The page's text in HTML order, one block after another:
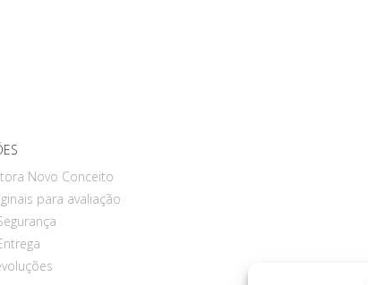
Novo Conceito
para avaliação